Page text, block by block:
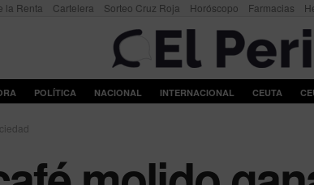
la Renta Cartelera Sorteo Cruz Roja Horóscopo Farmacias
POLÍTICA NACIONAL INTERNACIONAL CEUTA